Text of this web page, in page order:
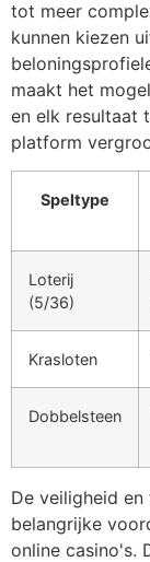
tot meer
kunnen kiezen
maakt het
en elk resultaat
platform
Speltype
Loterij
(5/36)
Krasloten
Dobbelsteen
De veiligheid
belangrijke
online casino's.